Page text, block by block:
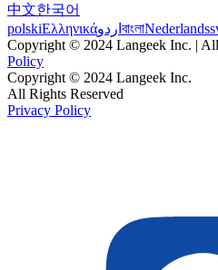
中文한국어
polskiΕλληνικάاردو বাংলাNederlands
Copyright © 2024 Langeek Inc. |
Policy
Copyright © 2024 Langeek Inc.
All Rights Reserved
Privacy Policy